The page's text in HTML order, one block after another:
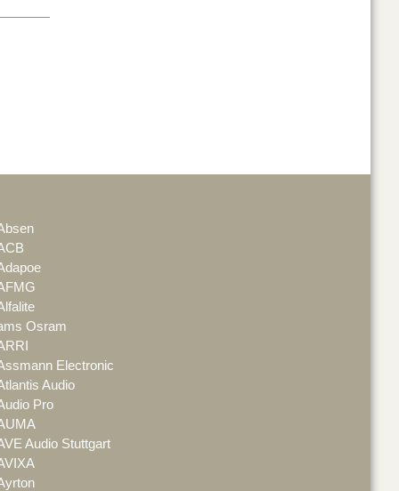
Osram
Electronic
Audio
Pro
Audio Stuttgart